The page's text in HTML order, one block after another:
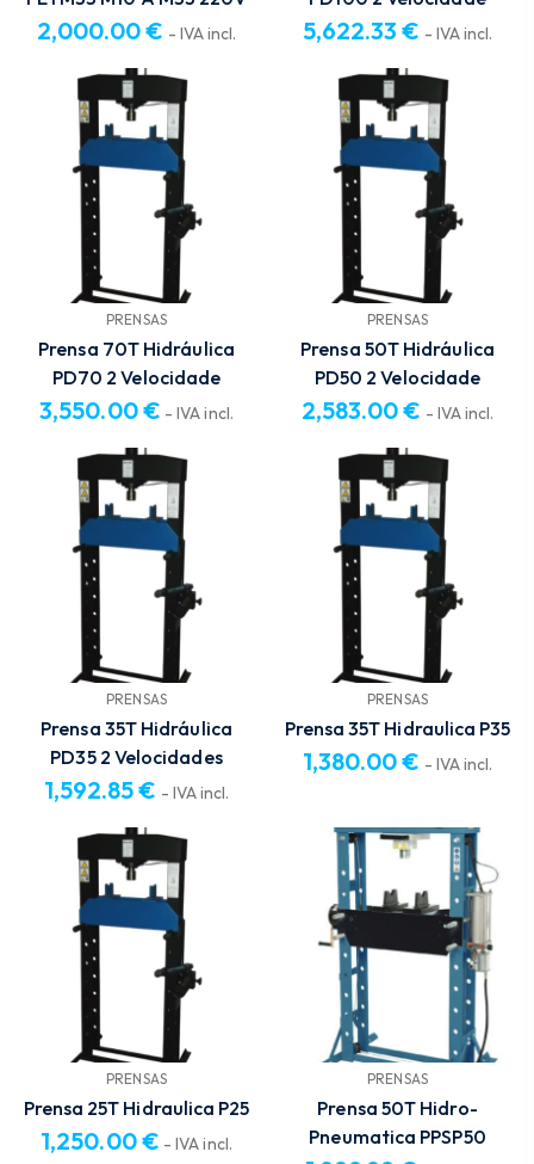
2,000.00€ - IVA incl. 5,622.33€ - IVA incl.
PRENSAS
Prensa 70T Hidráulica
PD70 2 Velocidade
3,550.00€ - IVA incl.
PRENSAS
Prensa 50T Hidráulica
PD50 2 Velocidade
2,583.00€ - IVA incl.
PRENSAS
Prensa 35T Hidráulica
PD35 2 Velocidades
1,592.85€ - IVA incl.
PRENSAS
Prensa 35T Hidraulica P35
1,380.00€ - IVA incl.
PRENSAS
Prensa 25T Hidraulica P25
1,250.00€ - IVA incl.
PRENSAS
Prensa 50T Hidro-
Pneumatica PPSP50